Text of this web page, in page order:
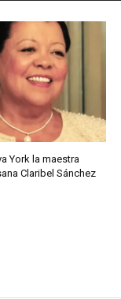
York la maestra
Claribel Sánchez